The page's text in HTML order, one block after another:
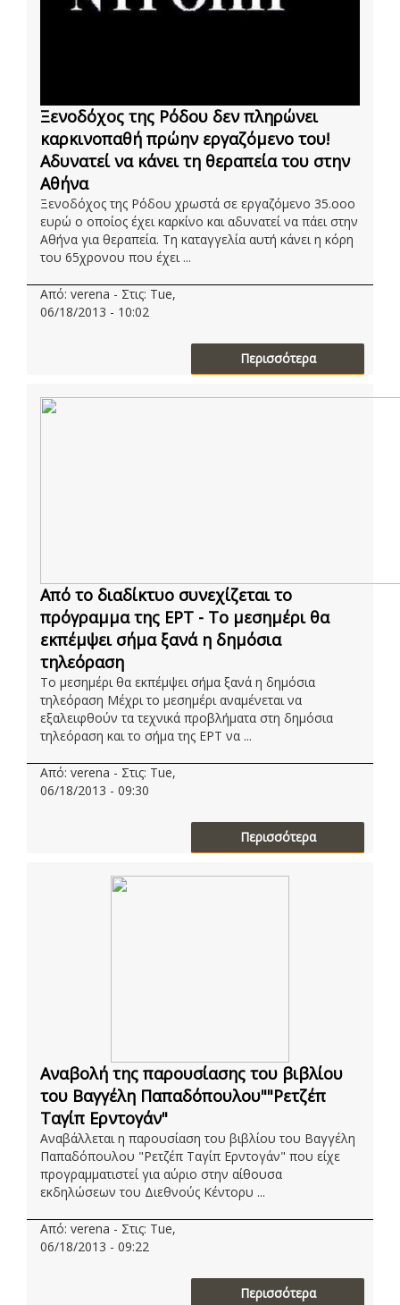
Ξενοδόχος της Ρόδου δεν πληρώνει
καρκινοπαθή πρώην εργαζόμενο του!
Αδυνατεί να κάνει τη θεραπεία του στην
Αθήνα
Ξενοδόχος της Ρόδου χρωστά σε εργαζόμενο 35.οοο
ευρώ ο οποίος έχει καρκίνο και αδυνατεί να πάει στην
Αθήνα για θεραπεία. Τη καταγγελία αυτή κάνει η κόρη
του 65χρονου που έχει ...
Από: verena - Στις: Tue,
06/18/2013 - 10:02
Περισσότερα
Από το διαδίκτυο συνεχίζεται το
πρόγραμμα της ΕΡΤ - Το μεσημέρι θα
εκπέμψει σήμα ξανά η δημόσια
τηλεόραση
Το μεσημέρι θα εκπέμψει σήμα ξανά η δημόσια
τηλεόραση Μέχρι το μεσημέρι αναμένεται να
εξαλειφθούν τα τεχνικά προβλήματα στη δημόσια
τηλεόραση και το σήμα της ΕΡΤ να ...
Από: verena - Στις: Tue,
06/18/2013 - 09:30
Περισσότερα
Aναβολή της παρουσίασης του βιβλίου
του Βαγγέλη Παπαδόπουλου""Ρετζέπ
Ταγίπ Ερντογάν"
Αναβάλλεται η παρουσίαση του βιβλίου του Βαγγέλη
Παπαδόπουλου "Ρετζέπ Ταγίπ Ερντογάν" που είχε
προγραμματιστεί για αύριο στην αίθουσα
εκδηλώσεων του Διεθνούς Κέντορυ ...
Από: verena - Στις: Tue,
06/18/2013 - 09:22
Περισσότερα